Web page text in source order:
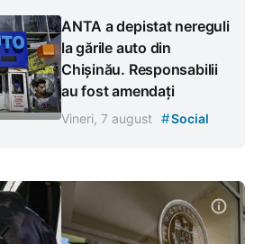
ANTA a depistat nereguli
la gările auto din
Chișinău. Responsabilii
au fost amendați
Vineri, 7 august #Social